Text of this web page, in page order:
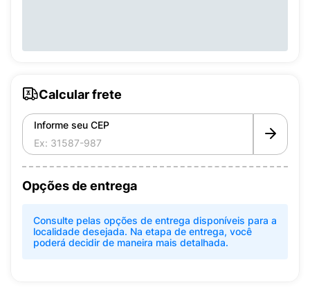
Calcular frete
Informe seu CEP
Opções de entrega
Consulte pelas opções de entrega disponíveis para a
localidade desejada. Na etapa de entrega, você
poderá decidir de maneira mais detalhada.